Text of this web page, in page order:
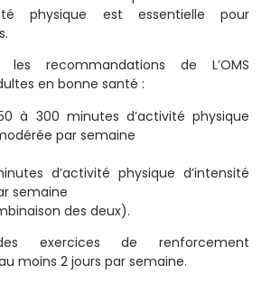
physique est essentielle pour
recommandations de L’OMS
en bonne santé :
à 300 minutes d’activité physique
par semaine
d’activité physique d’intensité
semaine
des deux).
exercices de renforcement
moins 2 jours par semaine.